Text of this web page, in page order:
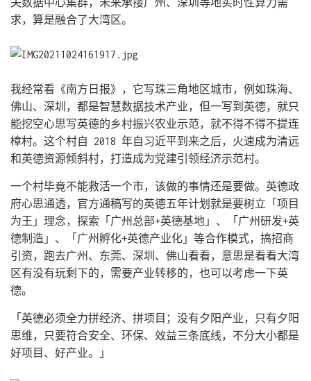
关数据中心集群，未来承接广州、深圳等地实时性算力需
求，算是融合了大湾区。
我经常看《南方日报》，它写珠三角地区城市，例如珠海、
佛山、深圳，都是智慧数据技术产业，但一写到英德，就只
能挖空心思写英德的乡村振兴农业示范，就不得不得不提连
樟村。这个村自 2018 年自习近平到来之后，火速成为清远
和英德资源倾斜村，打造成为党建引领经济示范村。
一个村毕竟不能救活一个市，该做的事情还是要做。英德政
府心思通透，官方通稿写的英德五年计划就是要树立「项目
为王」理念，探索「广州总部+英德基地」、「广州研发+英
德制造」、「广州孵化+英德产业化」等合作模式，搞招商
引资，跑去广州、东莞、深圳、佛山看看，意思是看看大湾
区有没有玩剩下的，需要产业转移的，也可以考虑一下英
德。
「英德必须全力拼经济、拼项目；没有夕阳产业，只有夕阳
思维，只要符合安全、环保、效益三条底线，不分大小都是
好项目、好产业。」